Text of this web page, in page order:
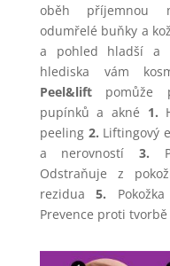
oběh příjemnou
odumřelé buňky a
a pohled hladší a
hlediska vám
Peel&liftpomůže
pupínků a akné 1.
peeling 2. Liftingový
a nerovností 3.
Odstraňuje z
rezidua5.
Prevence proti